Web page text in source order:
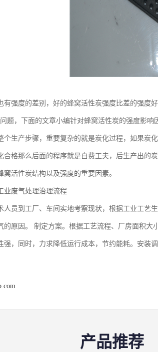
有强度的差别，好的蜂窝活性炭强度比差的强度
题，下面的文章小编针对蜂窝活性炭的强度影响
个生产步骤，重要复杂的就是炭化过程，如果炭
合格那么后面的程序就是白费工夫，后生产出的
窝活性炭结构以及强度的重要因素。
业废气处理治理流程
人员到工厂、车间实地考察现状，根据工业工艺
的原因。 制定方案。根据工艺流程、厂房面积
强，同时，力求降低运行成本，节约能耗。安装调
产品推荐